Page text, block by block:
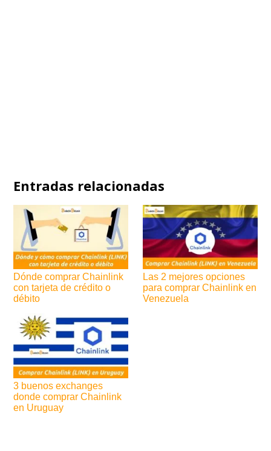
Entradas relacionadas
Dónde comprar Chainlink
con tarjeta de crédito o
débito
Las 2 mejores opciones
para comprar Chainlink en
Venezuela
3 buenos exchanges
donde comprar Chainlink
en Uruguay